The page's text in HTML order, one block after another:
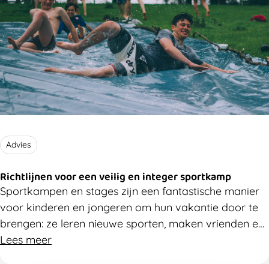
Advies
Richtlijnen voor een veilig en integer sportkamp
Sportkampen en stages zijn een fantastische manier
voor kinderen en jongeren om hun vakantie door te
brengen: ze leren nieuwe sporten, maken vrienden en
hebben plezier. Zorg dus voor een veilig sportklimaat,
Lees meer